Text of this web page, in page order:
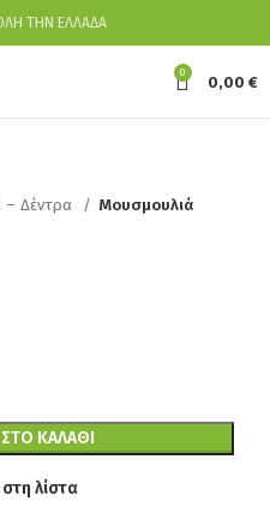
ΤΗΝ ΕΛΛΑΔΑ
0
0,00 €
Δέντρα Μουσμουλιά
ΚΑΛΆΘΙ
λίστα